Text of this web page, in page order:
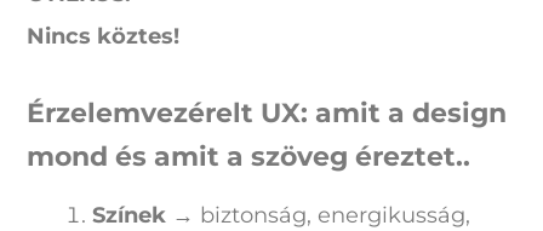
Nincs köztes!
Érzelemvezérelt UX: amit a design
mond és amit a szöveg éreztet..
Színek → biztonság, energikusság,